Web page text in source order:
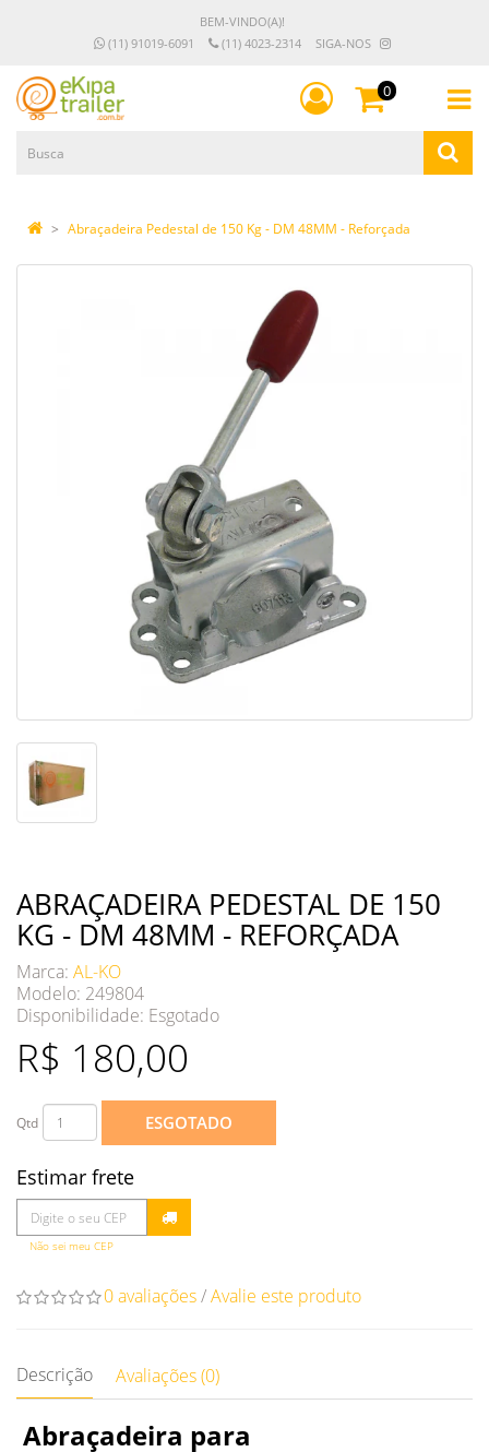
BEM-VINDO(A)!
(11) 91019-6091
(11) 4023-2314 SIGA-NOS
0
Abraçadeira Pedestal de 150 Kg - DM 48MM - Reforçada
ABRAÇADEIRA PEDESTAL DE 150
KG - DM 48MM - REFORÇADA
Marca: AL-KO
Modelo: 249804
Disponibilidade: Esgotado
R$ 180,00
Qtd ESGOTADO
Estimar frete
Não sei meu CEP
0 avaliações/Avalie este produto
Descrição Avaliações (0)
Abraçadeira para